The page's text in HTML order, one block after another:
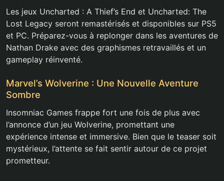
Les jeux Uncharted : A Thief’s End et Uncharted: The
Lost Legacy seront remastérisés et disponibles sur PS5
et PC. Préparez-vous à replonger dans les aventures de
Nathan Drake avec des graphismes retravaillés et un
gameplay réinventé.
Marvel’s Wolverine : Une Nouvelle Aventure
Sombre
Insomniac Games frappe fort une fois de plus avec
l’annonce d’un jeu Wolverine, promettant une
expérience intense et immersive. Bien que le teaser soit
mystérieux, l’attente se fait sentir autour de ce projet
prometteur.